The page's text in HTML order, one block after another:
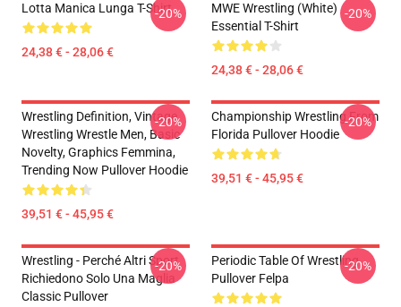
Lotta Manica Lunga T-Shirt
24,38 € - 28,06 €
-20%
MWE Wrestling (White)
Essential T-Shirt
24,38 € - 28,06 €
-20%
Wrestling Definition, Vintage
Wrestling Wrestle Men, Basic
Novelty, Graphics Femmina,
Trending Now Pullover Hoodie
39,51 € - 45,95 €
-20%
Championship Wrestling From
Florida Pullover Hoodie
39,51 € - 45,95 €
-20%
Wrestling - Perché Altri Sport
Richiedono Solo Una Maglia
Classic Pullover
-20%
Periodic Table Of Wrestling
Pullover Felpa
-20%